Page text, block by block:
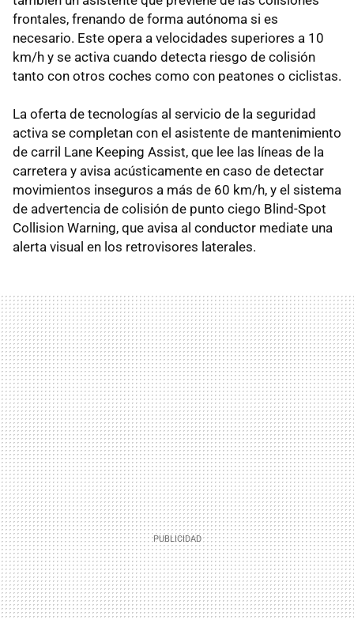
frontales, frenando de forma autónoma si es
necesario. Este opera a velocidades superiores a 10
km/h y se activa cuando detecta riesgo de colisión
tanto con otros coches como con peatones o ciclistas.
La oferta de tecnologías al servicio de la seguridad
activa se completan con el asistente de mantenimiento
de carril Lane Keeping Assist, que lee las líneas de la
carretera y avisa acústicamente en caso de detectar
movimientos inseguros a más de 60 km/h, y el sistema
de advertencia de colisión de punto ciego Blind-Spot
Collision Warning, que avisa al conductor mediate una
alerta visual en los retrovisores laterales.